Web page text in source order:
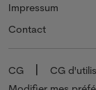
Impressum
Contact
CG CG